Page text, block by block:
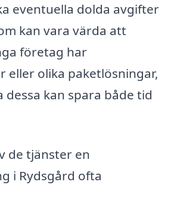
eventuella dolda avgifter
kan vara värda att
företag har
eller olika paketlösningar,
kan spara både tid
de tjänster en
i Rydsgård ofta